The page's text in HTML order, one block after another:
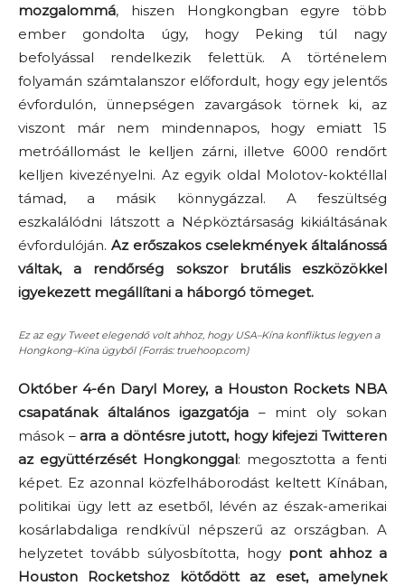
mozgalommá, hiszen Hongkongban egyre több
ember gondolta úgy, hogy Peking túl nagy
befolyással rendelkezik felettük. A történelem
folyamán számtalanszor előfordult, hogy egy jelentős
évfordulón, ünnepségen zavargások törnek ki, az
viszont már nem mindennapos, hogy emiatt 15
metróállomást le kelljen zárni, illetve 6000 rendőrt
kelljen kivezényelni. Az egyik oldal Molotov-koktéllal
támad, a másik könnygázzal. A feszültség
eszkalálódni látszott a Népköztársaság kikiáltásának
évfordulóján. Az erőszakos cselekmények általánossá
váltak, a rendőrség sokszor brutális eszközökkel
igyekezett megállítani a háborgó tömeget.
Ez az egy Tweet elegendő volt ahhoz, hogy USA–Kína konfliktus legyen a
Hongkong–Kína ügyből (Forrás: truehoop.com)
Október 4-én Daryl Morey, a Houston Rockets NBA
csapatának általános igazgatója– mint oly sokan
mások – arra a döntésre jutott, hogy kifejezi Twitteren
az együttérzését Hongkonggal: megosztotta a fenti
képet. Ez azonnal közfelháborodást keltett Kínában,
politikai ügy lett az esetből, lévén az észak-amerikai
kosárlabdaliga rendkívül népszerű az országban. A
helyzetet tovább súlyosbította, hogy pont ahhoz a
Houston Rocketshoz kötődött az eset, amelynek